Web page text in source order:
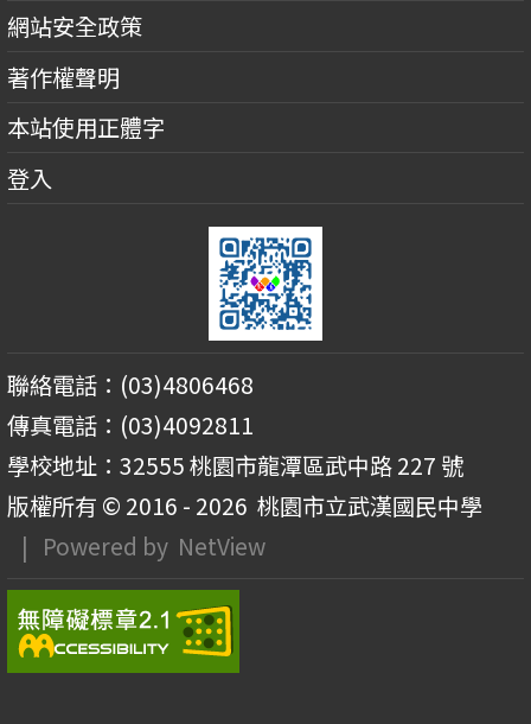
網站安全政策
著作權聲明
本站使用正體字
登入
聯絡電話：(03)4806468
傳真電話：(03)4092811
學校地址：32555 桃園市龍潭區武中路 227 號
版權所有 © 2016 - 2026 桃園市立武漢國民中學
| Powered by NetView